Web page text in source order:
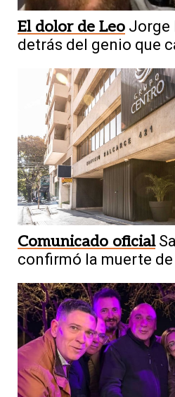
El dolor de Leo Jorge
detrás del genio que
Comunicado oficial
confirmó la muerte